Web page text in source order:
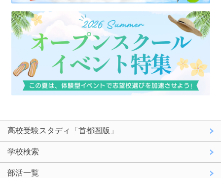
高校受験スタディ「首都圏版」
学校検索
部活一覧